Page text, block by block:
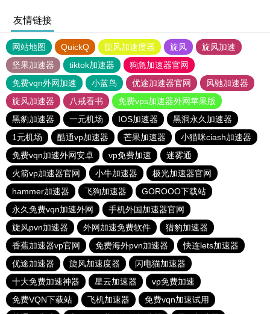
友情链接
网站地图 QuickQ 旋风加速度器 旋风
旋风加速
坚果加速器
tiktok加速器
狗急加速器官网
免费vqn外网加速
小蓝鸟 优途加速器官网
风驰加速器
旋风加速器
八戒看书
免费vps加速器外网苹果版
黑豹加速器
一元机场 IOS加速器
黑洞永久加速器
1元机场
酷通vp加速器 芒果加速器
小猫咪ciash加速器
免费vqn加速外网安卓
vp免费加速
迷雾通
火箭vp加速器官网
小牛加速器
极光加速器官网
hammer加速器
飞狗加速器
GOROOO下载站
永久免费vqn加速外网
手机外国加速器官网
旋风pvn加速器
外网加速免费软件
猎豹加速器
香蕉加速器vp官网
免费海外pvn加速器
快连lets加速器
优途加速器
旋风加速度器
闪电猫加速器
十大免费加速神器
星云加速器
vp免费加速
免费VQN下载站
飞机加速器
免费vqn加速试用